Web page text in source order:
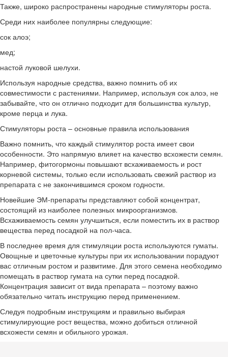
Также, широко распространены народные стимуляторы роста.
Среди них наиболее популярны следующие:
сок алоэ;
мед;
настой луковой шелухи.
Используя народные средства, важно помнить об их
совместимости с растениями. Например, используя сок алоэ, не
забывайте, что он отлично подходит для большинства культур,
кроме перца и лука.
Стимуляторы роста – основные правила использования
Важно помнить, что каждый стимулятор роста имеет свои
особенности. Это напрямую влияет на качество всхожести семян.
Например, фитогормоны повышают всхаживаемость и рост
корневой системы, только если использовать свежий раствор из
препарата с не закончившимся сроком годности.
Новейшие ЭМ-препараты представляют собой концентрат,
состоящий из наиболее полезных микроорганизмов.
Всхаживаемость семян улучшиться, если поместить их в раствор
вещества перед посадкой на пол-часа.
В последнее время для стимуляции роста используются гуматы.
Овощные и цветочные культуры при их использовании порадуют
вас отличным ростом и развитиме. Для этого семена необходимо
помещать в раствор гумата на сутки перед посадкой.
Концентрация зависит от вида препарата – поэтому важно
обязательно читать инструкцию перед применением.
Следуя подробным инструкциям и правильно выбирая
стимулирующие рост вещества, можно добиться отличной
всхожести семян и обильного урожая.